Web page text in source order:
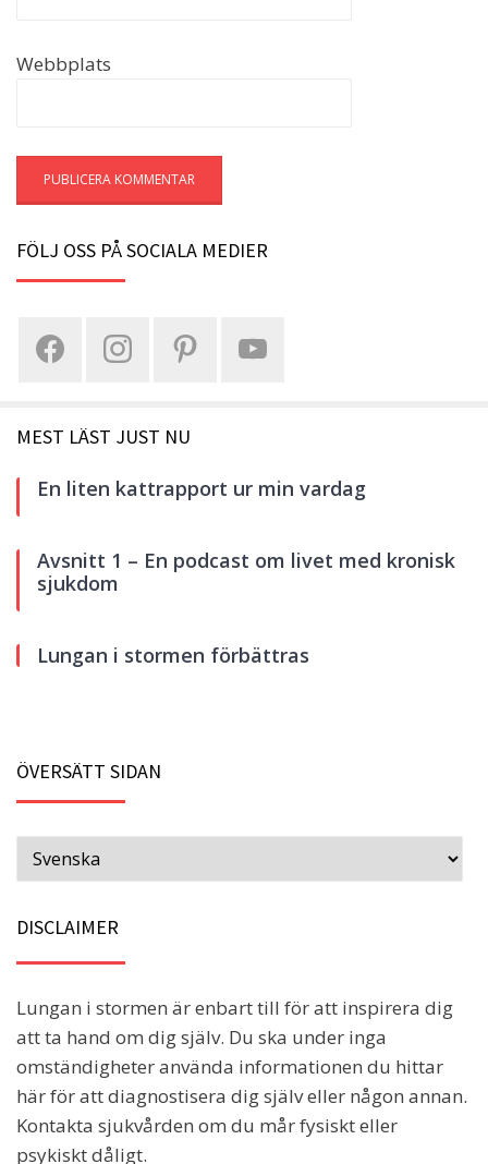
Webbplats
FÖLJ OSS PÅ SOCIALA MEDIER
MEST LÄST JUST NU
En liten kattrapport ur min vardag
Avsnitt 1 – En podcast om livet med kronisk
sjukdom
Lungan i stormen förbättras
ÖVERSÄTT SIDAN
DISCLAIMER
Lungan i stormen är enbart till för att inspirera dig
att ta hand om dig själv. Du ska under inga
omständigheter använda informationen du hittar
här för att diagnostisera dig själv eller någon annan.
Kontakta sjukvården om du mår fysiskt eller
psykiskt dåligt.